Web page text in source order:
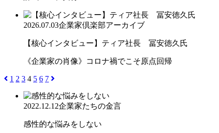
2026.07.03企業家倶楽部アーカイブ
【核心インタビュー】ティア社長 冨安徳久氏
《企業家の肖像》コロナ禍でこそ原点回帰
1 2 3 4 5 6 7
2022.12.12企業家たちの金言
感性的な悩みをしない